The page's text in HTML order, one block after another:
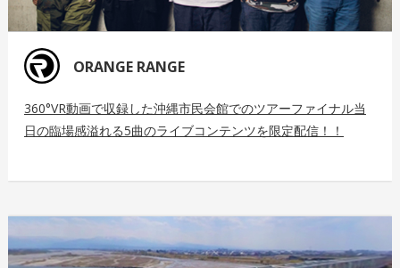
ORANGE RANGE
360°VR動画で収録した沖縄市民会館でのツアーファイナル当
日の臨場感溢れる5曲のライブコンテンツを限定配信！！